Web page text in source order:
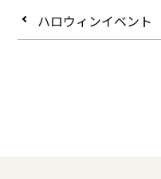
ハロウィンイベント